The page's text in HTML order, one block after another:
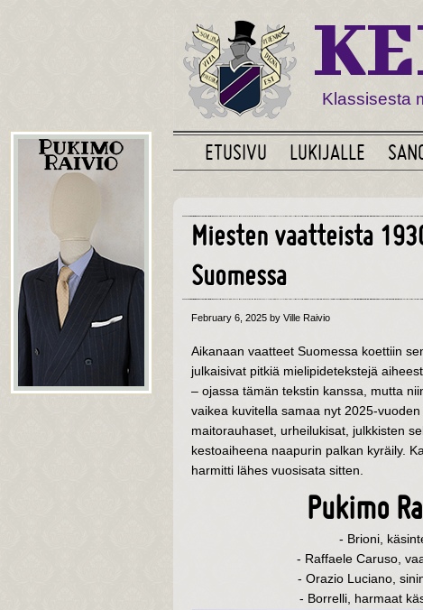
Klassisesta
ETUSIVU LUKIJALLE
Miesten vaatteista
Suomessa
February 6, 2025 by Ville Raivio
Aikanaan vaatteet Suomessa koettiin
julkaisivat pitkiä mielipidetekstejä
– ojassa tämän tekstin kanssa, mutta
vaikea kuvitella samaa nyt 2025-
maitorauhaset, urheilukisat, julkkisten
kestoaiheena naapurin palkan kyräily.
harmitti lähes vuosisata sitten.
Pukimo
- Brioni,
- Raffaele Caruso,
- Orazio Luciano,
- Borrelli, harmaat